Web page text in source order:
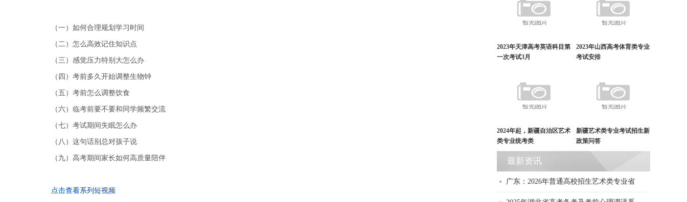
（一）如何合理规划学习时间
（二）怎么高效记住知识点
（三）感觉压力特别大怎么办
（四）考前多久开始调整生物钟
（五）考前怎么调整饮食
（六）临考前要不要和同学频繁交流
（七）考试期间失眠怎么办
（八）这句话别总对孩子说
（九）高考期间家长如何高质量陪伴
点击查看系列短视频
2023年天津高考英语科目第
一次考试3月
2023年山西高考体育类专业
考试安排
2024年起，新疆自治区艺术
类专业统考类
新疆艺术类专业考试招生新
政策问答
最新资讯
广东：2026年普通高校招生艺术类专业省